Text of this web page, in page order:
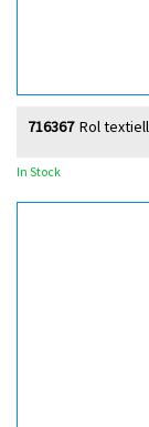
Rol
716367
In Stock